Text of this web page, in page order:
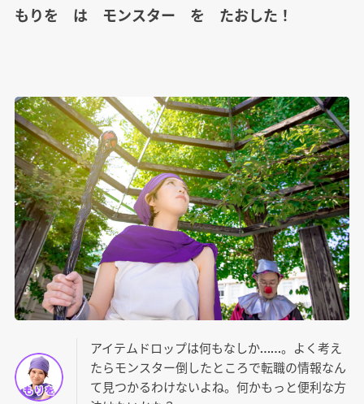
もりを は モンスター を たおした！
アイテムドロップは何もなしか……。よく考え
たらモンスター倒したところで転職の情報なん
て見つかるわけないよね。何かもっと便利な方